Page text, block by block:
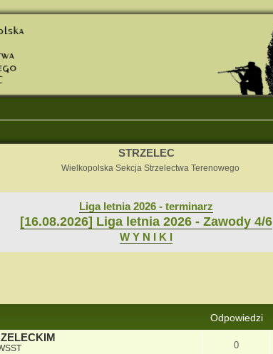
STRZELEC
Wielkopolska Sekcja Strzelectwa Terenowego
Liga letnia 2026 - terminarz
[16.08.2026] Liga letnia 2026 - Zawody 4/6
W Y N I K I
Odpowiedzi
0